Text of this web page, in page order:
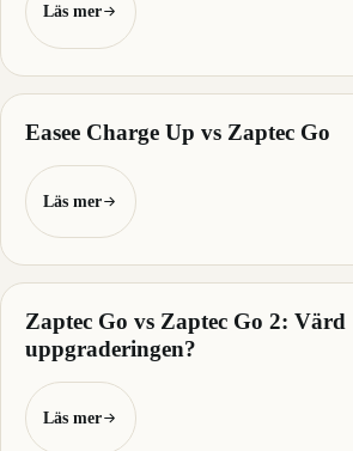
Läs mer
Easee Charge Up vs Zaptec Go
Läs mer
Zaptec Go vs Zaptec Go 2: Värd
uppgraderingen?
Läs mer